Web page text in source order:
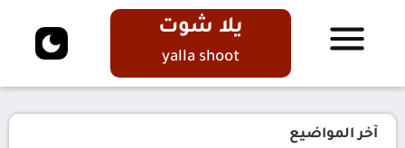
يلا شوت
yalla shoot
آخر المواضيع